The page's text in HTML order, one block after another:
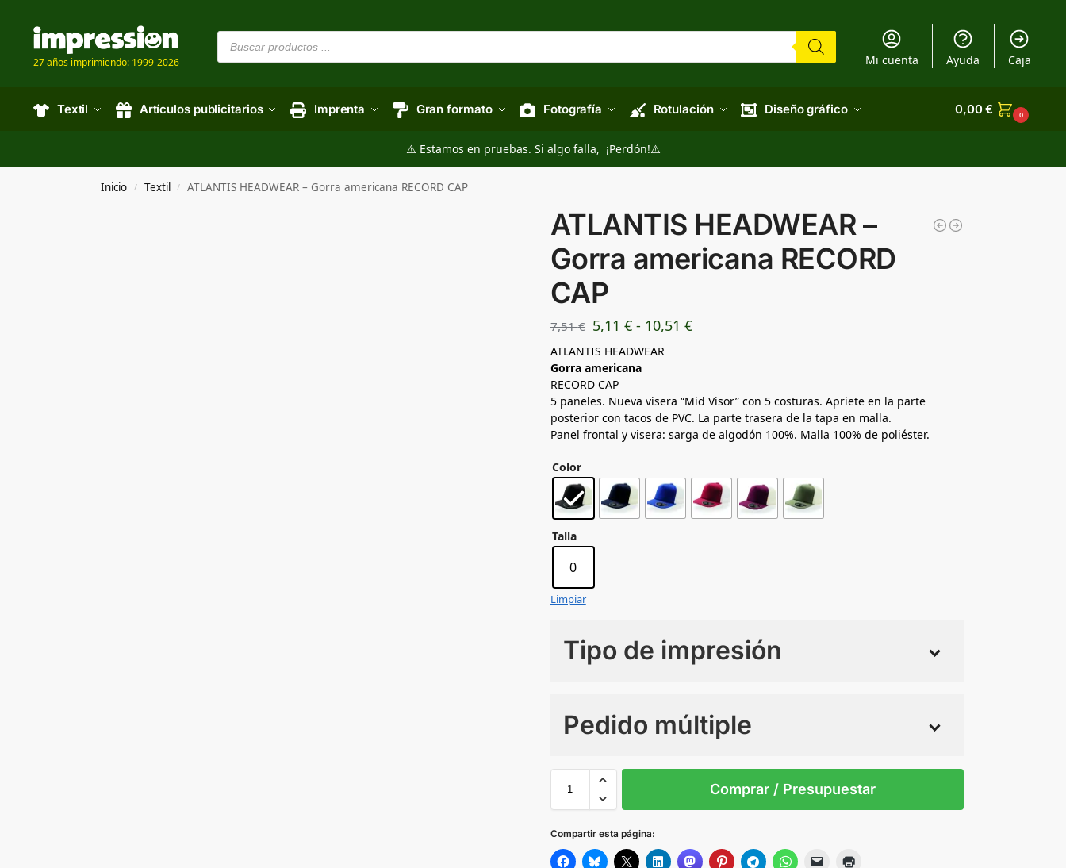
27 años imprimiendo: 1999-2026 Mi cuenta Ayuda Caja
Textil Artículos publicitarios Imprenta Gran formato Fotografía Rotulación Diseño gráfico 0,00€ 0
⚠️ Estamos en pruebas. Si algo falla, ¡Perdón!⚠️
Inicio / Textil / ATLANTIS HEADWEAR – Gorra americana RECORD CAP
ATLANTIS HEADWEAR –
Gorra americana RECORD
CAP
7,51€ 5,11 € - 10,51 €
ATLANTIS HEADWEAR
Gorra americana
RECORD CAP
5 paneles. Nueva visera “Mid Visor” con 5 costuras. Apriete en la parte
posterior con tacos de PVC. La parte trasera de la tapa en malla.
Panel frontal y visera: sarga de algodón 100%. Malla 100% de poliéster.
Color
Talla
0
Limpiar
Tipo de impresión
Pedido múltiple
Black
RED
Comprar / Presupuestar
Compartir esta página: